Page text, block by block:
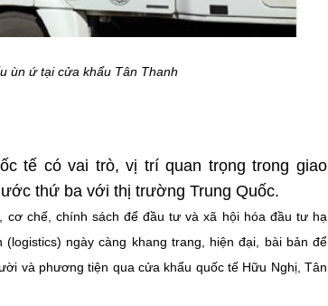
ùn ứ tại cửa khẩu Tân Thanh
tế có vai trò, vị trí quan trọng trong giao
thứ ba với thị trường Trung Quốc.
cơ chế, chính sách để đầu tư và xã hội hóa đầu tư hạ
ngày càng khang trang, hiện đại, bài bản để
và phương tiện qua cửa khẩu quốc tế Hữu Nghị, Tân